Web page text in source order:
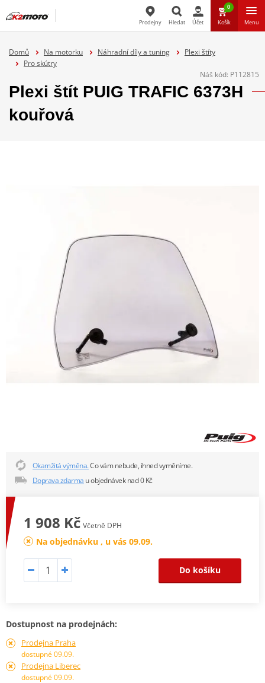
Prodejny Hledat Účet
0
Košík Menu
Domů Na motorku Náhradní díly a tuning
Plexi štíty
Pro skútry
Náš kód: P112815
Plexi štít PUIG TRAFIC 6373H
kouřová
Okamžitá výměna.Co vám nebude, ihned vyměníme.
Doprava zdarma u objednávek nad 0 Kč
1 908 Kč Včetně DPH
Na objednávku , u vás 09.09.
Do košíku
Dostupnost na prodejnách:
Prodejna Praha
dostupné 09.09.
Prodejna Liberec
dostupné 09.09.